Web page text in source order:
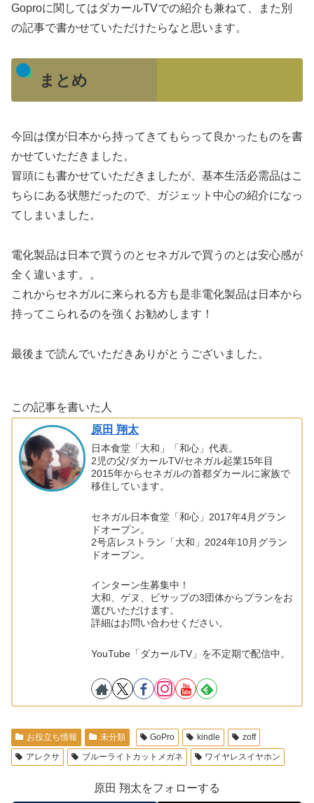
Goproに関してはダカールTVでの紹介も兼ねて、また別
の記事で書かせていただけたらなと思います。
まとめ
今回は僕が日本から持ってきてもらって良かったものを書
かせていただきました。
冒頭にも書かせていただきましたが、基本生活必需品はこ
ちらにある状態だったので、ガジェット中心の紹介になっ
てしまいました。
電化製品は日本で買うのとセネガルで買うのとは安心感が
全く違います。。
これからセネガルに来られる方も是非電化製品は日本から
持ってこられるのを強くお勧めします！
最後まで読んでいただきありがとうございました。
この記事を書いた人
原田 翔太
日本食堂「大和」「和心」代表。
2児の父/ダカールTV/セネガル起業15年目
2015年からセネガルの首都ダカールに家族で
移住しています。
セネガル日本食堂「和心」2017年4月グラン
ドオープン。
2号店レストラン「大和」2024年10月グラン
ドオープン。
インターン生募集中！
大和、ゲヌ、ビサップの3団体からプランをお
選びいただけます。
詳細はお問い合わせください。
YouTube「ダカールTV」を不定期で配信中。
お役立ち情報 未分類 GoPro kindle
zoff
アレクサ
ブルーライトカットメガネ ワイヤレスイヤホン
原田 翔太をフォローする